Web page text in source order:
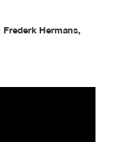
Frederk Hermans,